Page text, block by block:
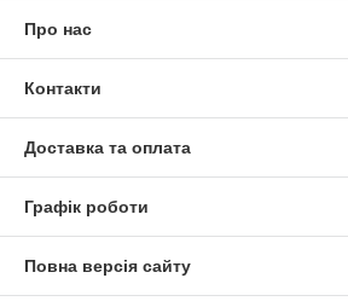
Про нас
Контакти
Доставка та оплата
Графік роботи
Повна версія сайту